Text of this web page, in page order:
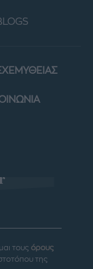
τους όρους
της